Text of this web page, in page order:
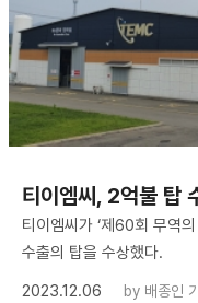
티이엠씨, 2억불 탑
티이엠씨가 ‘제60회 무역
수출의 탑을 수상했다.
2023.12.06
by 배종인